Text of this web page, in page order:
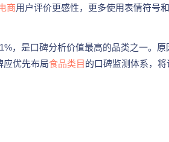
商用户评价更感性，更多使用表情符号
，是口碑分析价值最高的品类之一。原
应优先布局食品类目 的口碑监测体系，